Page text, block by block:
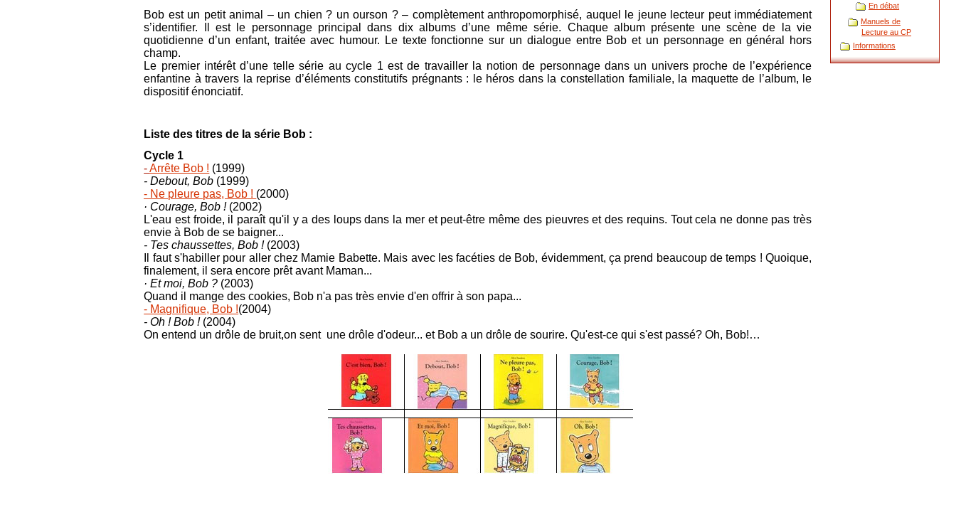
Bob est un petit animal – un chien ? un ourson ? – complètement anthropomorphisé, auquel le jeune lecteur peut immédiatement
s’identifier. Il est le personnage principal dans dix albums d’une même série. Chaque album présente une scène de la vie
quotidienne d’un enfant, traitée avec humour. Le texte fonctionne sur un dialogue entre Bob et un personnage en général hors
champ.
Le premier intérêt d’une telle série au cycle 1 est de travailler la notion de personnage dans un univers proche de l’expérience
enfantine à travers la reprise d’éléments constitutifs prégnants : le héros dans la constellation familiale, la maquette de l’album, le
dispositif énonciatif.
Liste des titres de la série Bob :
Cycle 1
-Arrête Bob ! (1999)
- Debout, Bob (1999)
- Ne pleure pas, Bob ! (2000)
· Courage, Bob !(2002)
L'eau est froide, il paraît qu'il y a des loups dans la mer et peut-être même des pieuvres et des requins. Tout cela ne donne pas très
envie à Bob de se baigner...
- Tes chaussettes, Bob !(2003)
Il faut s'habiller pour aller chez Mamie Babette. Mais avec les facéties de Bob, évidemment, ça prend beaucoup de temps ! Quoique,
finalement, il sera encore prêt avant Maman...
· Et moi, Bob ? (2003)
Quand il mange des cookies, Bob n'a pas très envie d'en offrir à son papa...
- Magnifique, Bob !(2004)
- Oh ! Bob ! (2004)
On entend un drôle de bruit,on sent une drôle d'odeur... et Bob a un drôle de sourire. Qu'est-ce qui s'est passé? Oh, Bob!…
En débat
Manuels de
Lecture au CP
Informations